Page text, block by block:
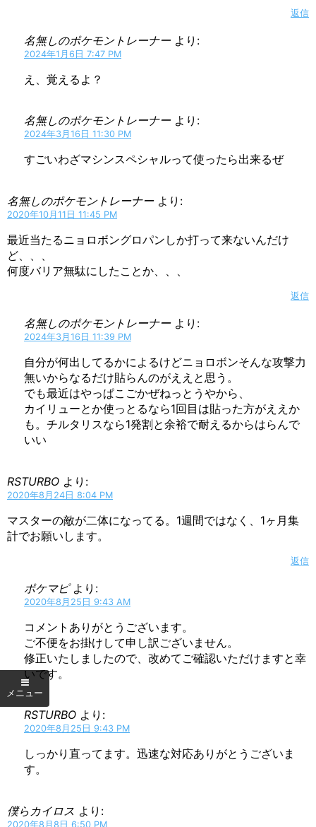
返信
名無しのポケモントレーナー より:
2024年1月6日 7:47 PM
え、覚えるよ？
名無しのポケモントレーナー より:
2024年3月16日 11:30 PM
すごいわざマシンスペシャルって使ったら出来るぜ
名無しのポケモントレーナー より:
2020年10月11日 11:45 PM
最近当たるニョロボングロパンしか打って来ないんだけ
ど、、、
何度バリア無駄にしたことか、、、
返信
名無しのポケモントレーナー より:
2024年3月16日 11:39 PM
自分が何出してるかによるけどニョロボンそんな攻撃力
無いからなるだけ貼らんのがええと思う。
でも最近はやっぱこごかぜねっとうやから、
カイリューとか使っとるなら1回目は貼った方がええか
も。チルタリスなら1発割と余裕で耐えるからはらんで
いい
RSTURBO より:
2020年8月24日 8:04 PM
マスターの敵が二体になってる。1週間ではなく、1ヶ月集
計でお願いします。
返信
ポケマピ より:
2020年8月25日 9:43 AM
コメントありがとうございます。
ご不便をお掛けして申し訳ございません。
修正いたしましたので、改めてご確認いただけますと幸
いです。
RSTURBO より:
2020年8月25日 9:43 PM
しっかり直ってます。迅速な対応ありがとうございま
す。
僕らカイロス より:
2020年8月8日 6:50 PM